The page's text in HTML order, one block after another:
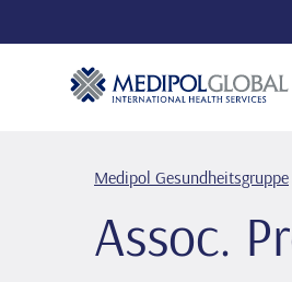
Medipol Gesundheitsgruppe
Assoc.